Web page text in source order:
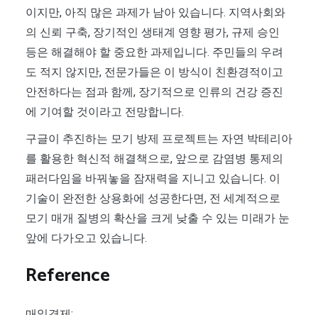
이지만, 아직 많은 과제가 남아 있습니다. 지역사회와
의 신뢰 구축, 장기적인 생태계 영향 평가, 규제 승인
등은 해결해야 할 중요한 과제입니다. 주민들의 우려
도 적지 않지만, 전문가들은 이 방식이 친환경적이고
안전하다는 점과 함께, 장기적으로 인류의 건강 증진
에 기여할 것이라고 전망합니다.
구글이 추진하는 모기 방제 프로젝트는 자연 박테리아
를 활용한 혁신적 해결책으로, 앞으로 감염병 통제의
패러다임을 바꿔놓을 잠재력을 지니고 있습니다. 이
기술이 완전한 상용화에 성공한다면, 전 세계적으로
모기 매개 질병의 확산을 크게 낮출 수 있는 미래가 눈
앞에 다가오고 있습니다.
Reference